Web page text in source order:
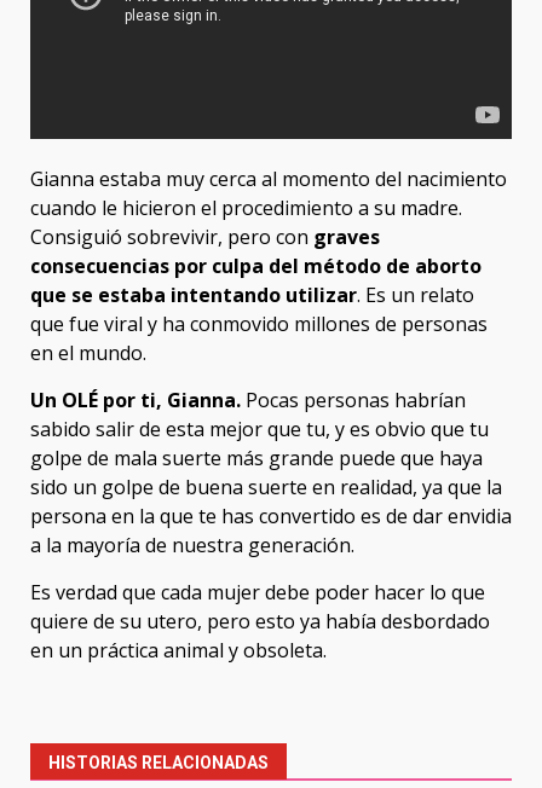
Gianna estaba muy cerca al momento del nacimiento
cuando le hicieron el procedimiento a su madre.
Consiguió sobrevivir, pero con graves
consecuencias por culpa del método de aborto
que se estaba intentando utilizar. Es un relato
que fue viral y ha conmovido millones de personas
en el mundo.
Un OLÉ por ti, Gianna. Pocas personas habrían
sabido salir de esta mejor que tu, y es obvio que tu
golpe de mala suerte más grande puede que haya
sido un golpe de buena suerte en realidad, ya que la
persona en la que te has convertido es de dar envidia
a la mayoría de nuestra generación.
Es verdad que cada mujer debe poder hacer lo que
quiere de su utero, pero esto ya había desbordado
en un práctica animal y obsoleta.
navigation
HISTORIAS RELACIONADAS